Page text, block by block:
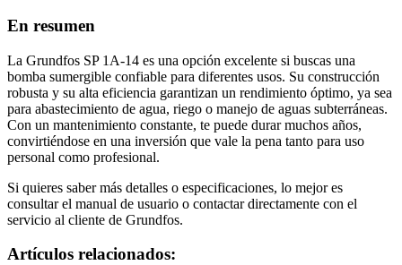
En resumen
La Grundfos SP 1A-14 es una opción excelente si buscas una
bomba sumergible confiable para diferentes usos. Su construcción
robusta y su alta eficiencia garantizan un rendimiento óptimo, ya sea
para abastecimiento de agua, riego o manejo de aguas subterráneas.
Con un mantenimiento constante, te puede durar muchos años,
convirtiéndose en una inversión que vale la pena tanto para uso
personal como profesional.
Si quieres saber más detalles o especificaciones, lo mejor es
consultar el manual de usuario o contactar directamente con el
servicio al cliente de Grundfos.
Artículos relacionados: